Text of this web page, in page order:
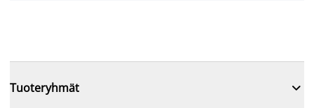
Tuoteryhmät 